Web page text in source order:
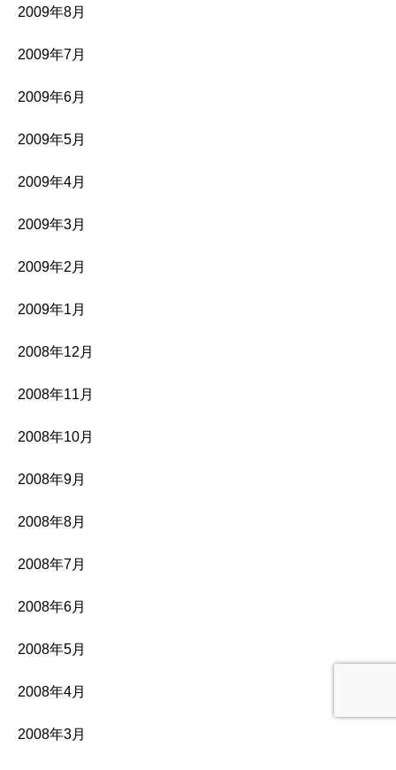
2009年8月
2009年7月
2009年6月
2009年5月
2009年4月
2009年3月
2009年2月
2009年1月
2008年12月
2008年11月
2008年10月
2008年9月
2008年8月
2008年7月
2008年6月
2008年5月
2008年4月
2008年3月